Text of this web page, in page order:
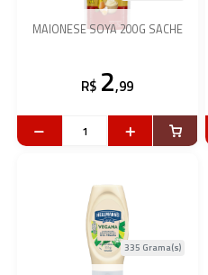
MAIONESE SOYA 200G SACHE
R$ 2,99
335 Grama(s)